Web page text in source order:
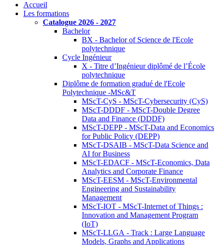
Accueil
Les formations
Catalogue 2026 - 2027
Bachelor
BX - Bachelor of Science de l'Ecole
polytechnique
Cycle Ingénieur
X - Titre d’Ingénieur diplômé de l’École
polytechnique
Diplôme de formation gradué de l'Ecole
Polytechnique -MSc&T
MScT-CyS - MScT-Cybersecurity (CyS)
MScT-DDDF - MScT-Double Degree
Data and Finance (DDDF)
MScT-DEPP - MScT-Data and Economics
for Public Policy (DEPP)
MScT-DSAIB - MScT-Data Science and
AI for Business
MScT-EDACF - MScT-Economics, Data
Analytics and Corporate Finance
MScT-EESM - MScT-Environmental
Engineering and Sustainability
Management
MScT-IOT - MScT-Internet of Things :
Innovation and Management Program
(IoT)
MScT-LLGA - Track : Large Language
Models, Graphs and Applications